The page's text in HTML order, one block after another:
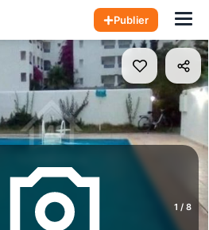
Publier
1 / 8